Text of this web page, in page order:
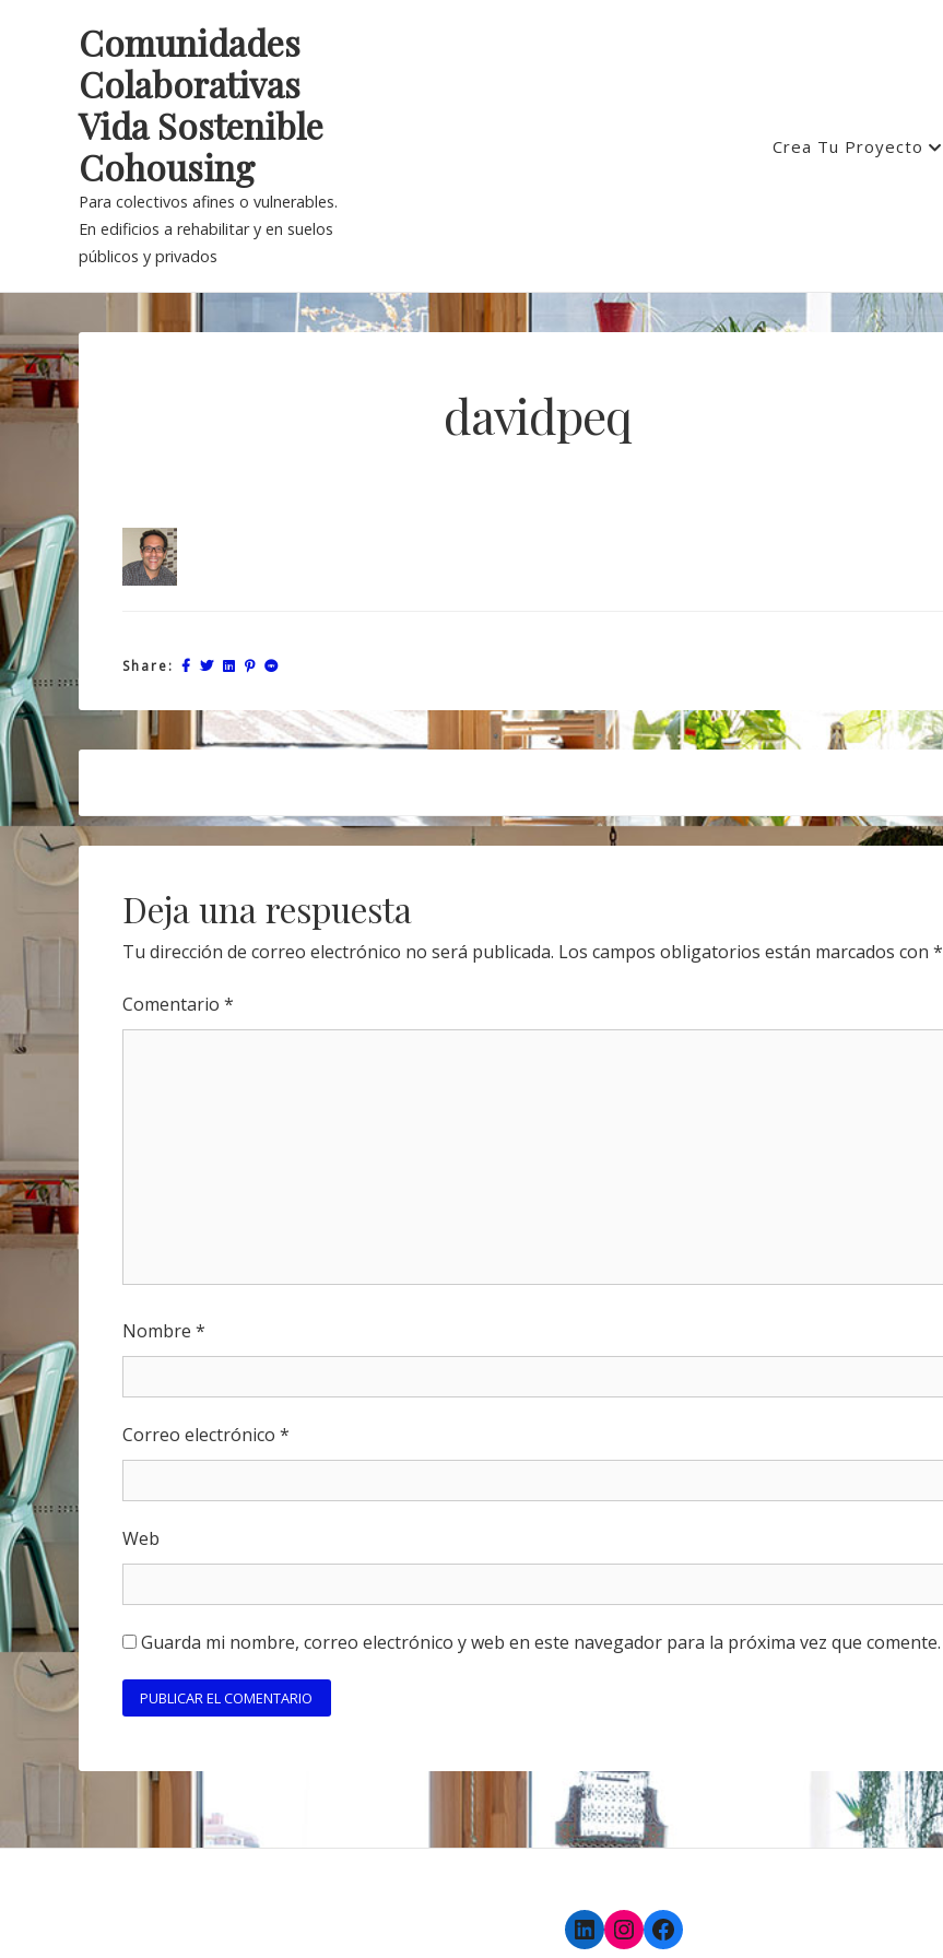
Comunidades
Colaborativas
Vida Sostenible
Cohousing
Para colectivos afines o vulnerables.
En edificios a rehabilitar y en suelos
públicos y privados
Crea Tu Proyecto
davidpeq
Share:
Post
navigation
Deja una respuesta
Tu dirección de correo electrónico no será publicada. Los campos obligatorios están marcados con *
Comentario *
Nombre *
Correo electrónico *
Web
Guarda mi nombre, correo electrónico y web en este navegador para la próxima vez que comente.
LinkedIn
Instagram
Facebook